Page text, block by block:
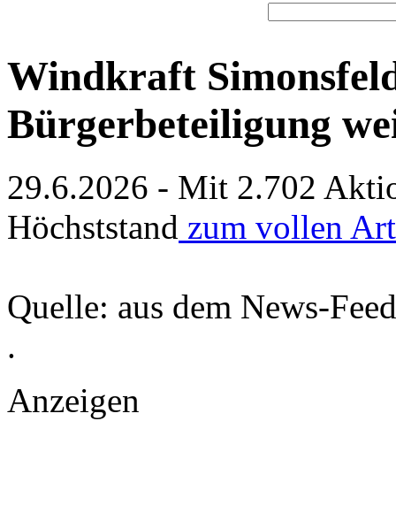
Windkraft
Bürgerbeteiligung
29.6.2026 - Mit 2.702
Höchststand zum vollen
Quelle: aus dem News-
.
Anzeigen